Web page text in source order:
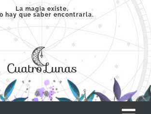
La magia existe,
hay que saber encontrarla.